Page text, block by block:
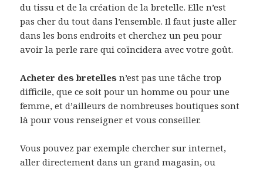
du tissu et de la création de la bretelle. Elle n’est
pas cher du tout dans l’ensemble. Il faut juste aller
dans les bons endroits et cherchez un peu pour
avoir la perle rare qui coïncidera avec votre goût.
Acheter des bretelles n’est pas une tâche trop
difficile, que ce soit pour un homme ou pour une
femme, et d’ailleurs de nombreuses boutiques sont
là pour vous renseigner et vous conseiller.
Vous pouvez par exemple chercher sur internet,
aller directement dans un grand magasin, ou